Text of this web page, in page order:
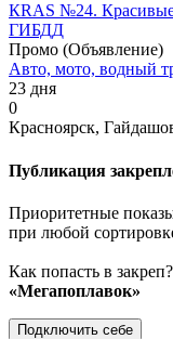
КRAS №24.
ГИБДД
Промо (Объявление)
Авто, мото, водный
23 дня
0
Красноярск,
Публикация
Приоритетные
при любой
Как попасть в
«Мегапоплавок»
Подключить себе